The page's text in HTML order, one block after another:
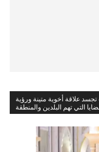
تجسد علاقة أخوية متينة ورؤية
التي تهم البلدين والمنطقة